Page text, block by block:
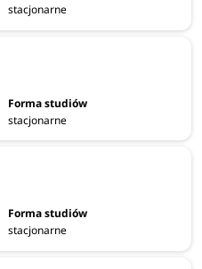
stacjonarne
stacjonarne
stacjonarne